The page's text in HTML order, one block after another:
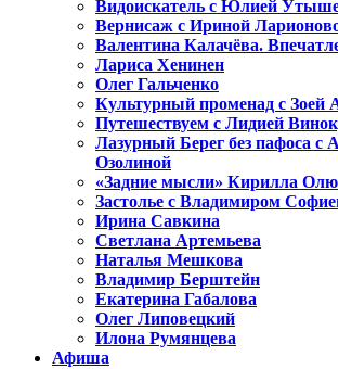
Видоискатель с Юлией
Вернисаж с Ириной
Валентина Калачёва.
Лариса Хенинен
Олег Гальченко
Культурный променад с Зоей
Путешествуем с Лидией
Лазурный Берег без пафоса с
Озолиной
«Задние мысли» Кирилла
Застолье с Владимиром
Ирина Савкина
Светлана Артемьева
Наталья Мешкова
Владимир Берштейн
Екатерина Габалова
Олег Липовецкий
Илона Румянцева
Афиша